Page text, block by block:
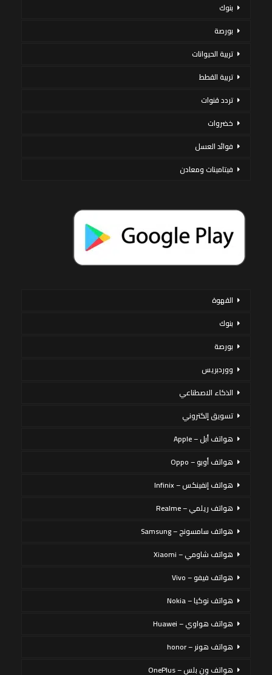
بنوك
بورصة
تربية الحيوانات
تربية القطط
تردد قنوات
خضروات
فوائد العسل
فيتامينات ومعادن
القهوة
بنوك
بورصة
ووردبريس
الذكاء الاصطناعي
تسويق إلكتروني
هواتف أبل – Apple
هواتف أوبو – Oppo
هواتف إنفينكس – Infinix
هواتف ريلمي – Realme
هواتف سامسونج – Samsung
هواتف شاومي – Xiaomi
هواتف فيفو – Vivo
هواتف نوكيا – Nokia
هواتف هواوي – Huawei
هواتف هونر – honor
هواتف ون بلس – OnePlus